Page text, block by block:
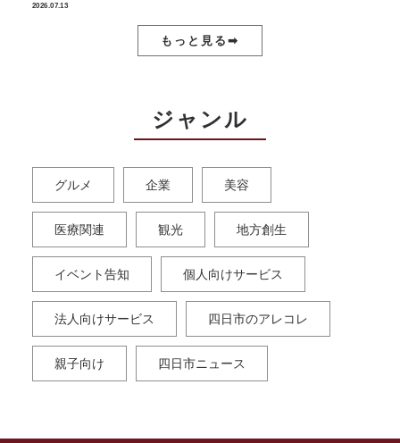
2026.07.13
もっと見る➡︎
ジャンル
グルメ 企業 美容
医療関連 観光 地方創生
イベント告知 個人向けサービス
法人向けサービス 四日市のアレコレ
親子向け 四日市ニュース